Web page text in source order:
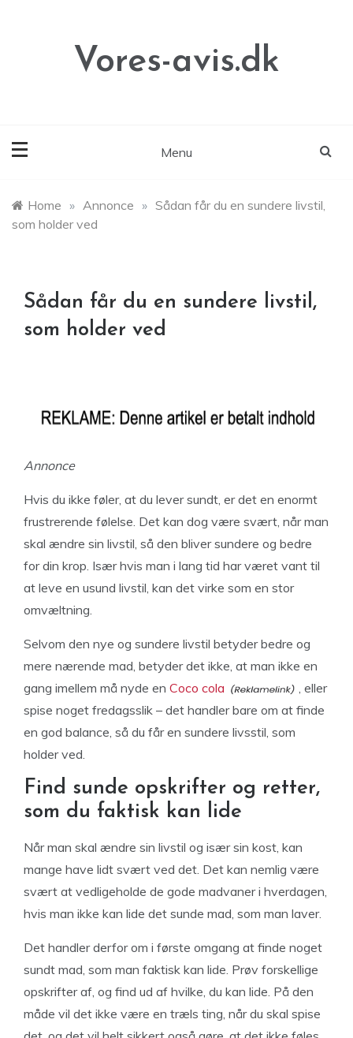
Vores-avis.dk
Menu
Home » Annonce » Sådan får du en sundere livstil,
som holder ved
Sådan får du en sundere livstil,
som holder ved
Annonce
Hvis du ikke føler, at du lever sundt, er det en enormt
frustrerende følelse. Det kan dog være svært, når man
skal ændre sin livstil, så den bliver sundere og bedre
for din krop. Især hvis man i lang tid har været vant til
at leve en usund livstil, kan det virke som en stor
omvæltning.
Selvom den nye og sundere livstil betyder bedre og
mere nærende mad, betyder det ikke, at man ikke en
gang imellem må nyde en Coco cola
, eller
spise noget fredagsslik – det handler bare om at finde
en god balance, så du får en sundere livsstil, som
holder ved.
Find sunde opskrifter og retter,
som du faktisk kan lide
Når man skal ændre sin livstil og især sin kost, kan
mange have lidt svært ved det. Det kan nemlig være
svært at vedligeholde de gode madvaner i hverdagen,
hvis man ikke kan lide det sunde mad, som man laver.
Det handler derfor om i første omgang at finde noget
sundt mad, som man faktisk kan lide. Prøv forskellige
opskrifter af, og find ud af hvilke, du kan lide. På den
måde vil det ikke være en træls ting, når du skal spise